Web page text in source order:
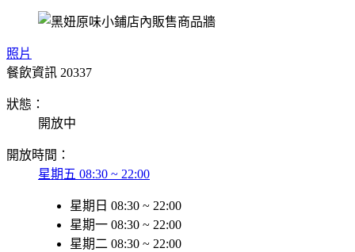
照片
餐飲資訊 20337
狀態：
開放中
開放時間：
星期五 08:30 ~ 22:00
星期日 08:30 ~ 22:00
星期一 08:30 ~ 22:00
星期二 08:30 ~ 22:00